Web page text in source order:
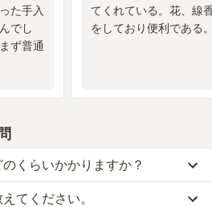
た手入
でし
ず普通
てくれている。花、線
をしており便利である
くらいかかりますか？
万円から、永代供養墓が約14.5万円か
てください。